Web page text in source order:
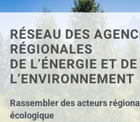
RÉSEAU DES
RÉGIONALES
DE L’ÉNERGIE ET DE
L’ENVIRONNEMENT
Rassembler des acteurs
écologique